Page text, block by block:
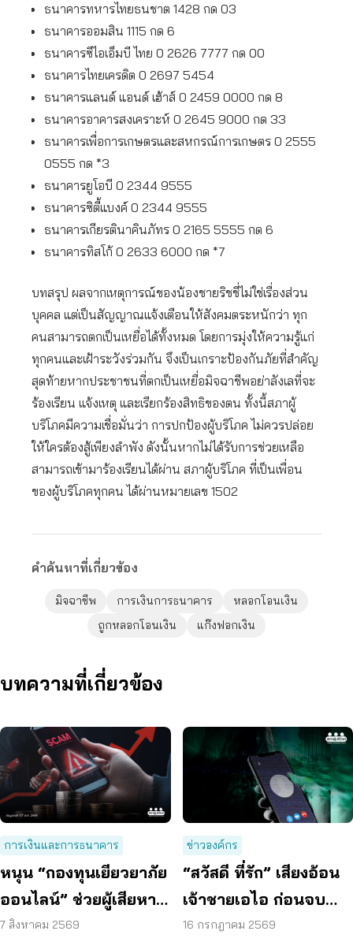
ธนาคารทหารไทยธนชาต 1428 กด 03
ธนาคารออมสิน 1115 กด 6
ธนาคารซีไอเอ็มบี ไทย 0 2626 7777 กด 00
ธนาคารไทยเครดิต 0 2697 5454
ธนาคารแลนด์ แอนด์ เฮ้าส์ 0 2459 0000 กด 8
ธนาคารอาคารสงเคราะห์ 0 2645 9000 กด 33
ธนาคารเพื่อการเกษตรและสหกรณ์การเกษตร 0 2555
0555 กด *3
ธนาคารยูโอบี 0 2344 9555
ธนาคารซิตี้แบงค์ 0 2344 9555
ธนาคารเกียรตินาคินภัทร 0 2165 5555 กด 6
ธนาคารทิสโก้ 0 2633 6000 กด *7
บทสรุป ผลจากเหตุการณ์ของน้องชายริชชี่ไม่ใช่เรื่องส่วน
บุคคล แต่เป็นสัญญาณแจ้งเตือนให้สังคมตระหนักว่า ทุก
คนสามารถตกเป็นเหยื่อได้ทั้งหมด โดยการมุ่งให้ความรู้แก่
ทุกคนและเฝ้าระวังร่วมกัน จึงเป็นเกราะป้องกันภัยที่สำคัญ
สุดท้ายหากประชาชนที่ตกเป็นเหยื่อมิจฉาชีพอย่าลังเลที่จะ
ร้องเรียน แจ้งเหตุ และเรียกร้องสิทธิของตน ทั้งนี้สภาผู้
บริโภคมีความเชื่อมั่นว่า การปกป้องผู้บริโภค ไม่ควรปล่อย
ให้ใครต้องสู้เพียงลำพัง ดังนั้นหากไม่ได้รับการช่วยเหลือ
สามารถเข้ามาร้องเรียนได้ผ่าน สภาผู้บริโภค ที่เป็นเพื่อน
ของผู้บริโภคทุกคน ได้ผ่านหมายเลข 1502
คำค้นหาที่เกี่ยวข้อง
มิจฉาชีพ การเงินการธนาคาร
หลอกโอนเงิน
ถูกหลอกโอนเงิน
แก๊งฟอกเงิน
บทความที่เกี่ยวข้อง
การเงินและการธนาคาร
หนุน “กองทุนเยียวยาภัย
ออนไลน์” ช่วยผู้เสียหาย
ตั้งหลักได้ รวดเร็ว ทัน
7 สิงหาคม 2569
ข่าวองค์กร
“สวัสดี ที่รัก” เสียงอ้อน
เจ้าชายเอไอ ก่อนจบ
ด้วย หลอกโอนเงิน
16 กรกฎาคม 2569